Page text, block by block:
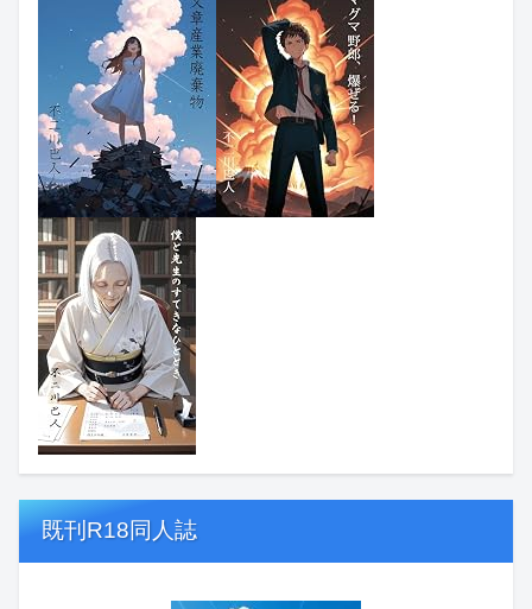
既刊R18同人誌